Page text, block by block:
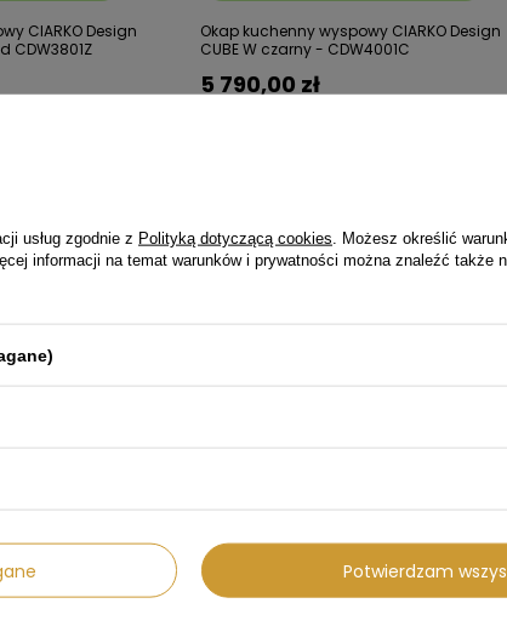
CIARKO Design
CDW3801Z
Okap kuchenny wyspowy CIARKO Design
CUBE W czarny - CDW4001C
5 790,00 zł
LATO 10% RABATU Z KODEM: LATO
usług zgodnie z Polityką dotyczącą cookies . Możesz określić
informacji na temat warunków i prywatności można znaleźć także
Potwierdzam